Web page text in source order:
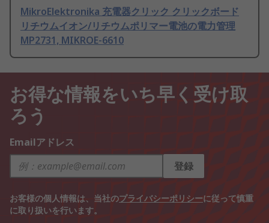
MikroElektronika 充電器クリック クリックボード
リチウムイオン/リチウムポリマー電池の電力管理
MP2731, MIKROE-6610
お得な情報をいち早く受け取
ろう
Emailアドレス
登録
お客様の個人情報は、当社のプライバシーポリシーに従って慎重
に取り扱いを行います。